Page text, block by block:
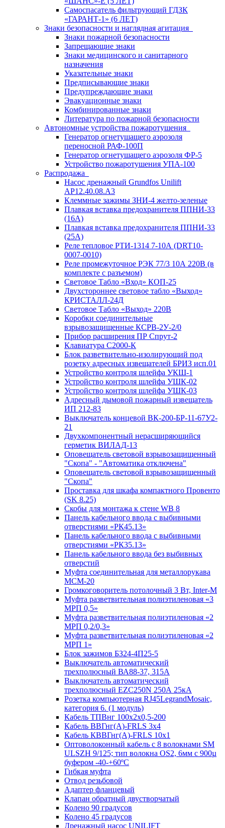
Самоспасатель фильтрующий ГДЗК
«ГАРАНТ-1» (6 ЛЕТ)
Знаки безопасности и наглядная агитация
Знаки пожарной безопасности
Запрещающие знаки
Знаки медицинского и санитарного
назначения
Указательные знаки
Предписывающие знаки
Предупреждающие знаки
Эвакуационные знаки
Комбинированные знаки
Литература по пожарной безопасности
Автономные устройства пожаротушения
Генератор огнетушащего аэрозоля
переносной РАФ-100П
Генератор огнетушащего аэрозоля ФР-5
Устройство пожаротушения УПА-100
Распродажа
Насос дренажный Grundfos Unilift
АP12.40.08.A3
Клеммные зажимы ЗНИ-4 желто-зеленые
Плавкая вставка предохранителя ППНИ-33
(16А)
Плавкая вставка предохранителя ППНИ-33
(25А)
Реле тепловое РТИ-1314 7-10А (DRT10-
0007-0010)
Реле промежуточное РЭК 77/3 10А 220В (в
комплекте с разъемом)
Световое Табло «Вход» КОП-25
Двухстороннее световое табло «Выход»
КРИСТАЛЛ-24Д
Световое Табло «Выход» 220В
Коробки соединительные
взрывозащищенные КСРВ-2У-2/0
Прибор расширения ПР Спрут-2
Клавиатура С2000-К
Блок разветвительно-изолирующий под
розетку адресных извещателей БРИЗ исп.01
Устройство контроля шлейфа УКШ-1
Устройство контроля шлейфа УШК-02
Устройство контроля шлейфа УШК-03
Адресный дымовой пожарный извещатель
ИП 212-83
Выключатель концевой ВК-200-БР-11-67У2-
21
Двухкомпонентный нерасширяющийся
герметик ВИЛАД-13
Оповещатель световой взрывозащищенный
"Скопа" - "Автоматика отключена"
Оповещатель световой взрывозащищенный
"Скопа"
Проставка для шкафа компактного Провенто
(SK 8.25)
Скобы для монтажа к стене WB 8
Панель кабельного ввода с выбивными
отверстиями «РК45.13»
Панель кабельного ввода с выбивными
отверстиями «РК35.13»
Панель кабельного ввода без выбивных
отверстий
Муфта соединительная для металлорукава
МСМ-20
Громкоговоритель потолочный 3 Вт, Inter-M
Муфта разветвительная полиэтиленовая «3
МРП 0,5»
Муфта разветвительная полиэтиленовая «2
МРП 0,2/0,3»
Муфта разветвительная полиэтиленовая «2
МРП 1»
Блок зажимов БЗ24-4П25-5
Выключатель автоматический
трехполюсный ВА88-37, 315А
Выключатель автоматический
трехполюсный EZC250N 250А 25кА
Розетка компьютерная RJ45LegrandMosaic,
категория 6. (1 модуль)
Кабель ТПВнг 100х2х0,5-200
Кабель ВВГнг(А)-FRLS 3х4
Кабель КВВГнг(А)-FRLS 10х1
Оптоволоконный кабель с 8 волокнами SM
ULSZH 9/125; тип волокна OS2, 6мм с 900µ
буфером -40-+60ºC
Гибкая муфта
Отвод резьбовой
Адаптер фланцевый
Клапан обратный двустворчатый
Колено 90 градусов
Колено 45 градусов
Дренажный насос UNILIFT